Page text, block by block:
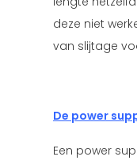
deze niet
van slijtage
De power
Een power